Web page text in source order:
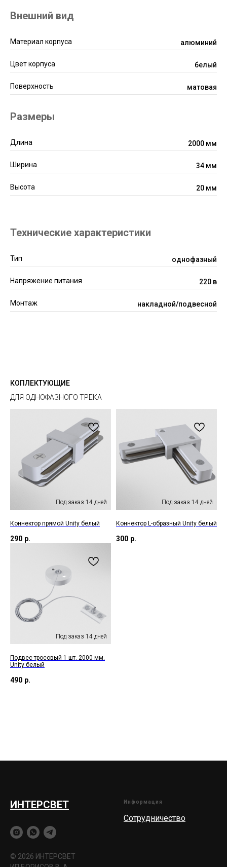
Внешний вид
Материал корпуса алюминий
Цвет корпуса белый
Поверхность матовая
Размеры
Длина 2000 мм
Ширина 34 мм
Высота 20 мм
Технические характеристики
Тип однофазный
Напряжение питания 220 в
Монтаж накладной/подвесной
КОПЛЕКТУЮЩИЕ
ДЛЯ ОДНОФАЗНОГО ТРЕКА
Коннектор прямой Unity белый
290 р.
Коннектор L-образный Unity белый
300 р.
Подвес тросовый 1 шт. 2000 мм.
Unity белый
490 р.
ИНТЕРСВЕТ
© 2026 ИНТЕРСВЕТ
Информация
Сотрудничество